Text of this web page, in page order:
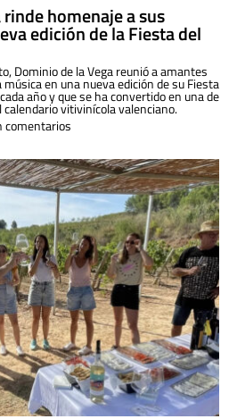
homenaje a sus
edición de la Fiesta del
Dominio de la Vega reunió a amantes
en una nueva edición de su Fiesta
año y que se ha convertido en una de
vitivinícola valenciano.
comentarios